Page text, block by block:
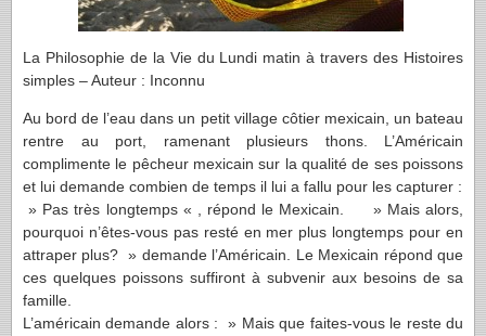
La Philosophie de la Vie du Lundi matin à travers des Histoires
simples – Auteur : Inconnu
Au bord de l’eau dans un petit village côtier mexicain, un bateau
rentre au port, ramenant plusieurs thons. L’Américain
complimente le pêcheur mexicain sur la qualité de ses poissons
et lui demande combien de temps il lui a fallu pour les capturer :
» Pas très longtemps « , répond le Mexicain. » Mais alors,
pourquoi n’êtes-vous pas resté en mer plus longtemps pour en
attraper plus? » demande l’Américain. Le Mexicain répond que
ces quelques poissons suffiront à subvenir aux besoins de sa
famille.
L’américain demande alors : » Mais que faites-vous le reste du